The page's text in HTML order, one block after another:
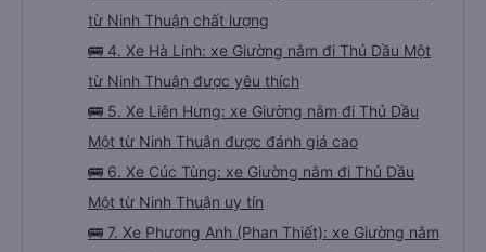
từ Ninh Thuận chất lượng
🚌 4. Xe Hà Linh: xe Giường nằm đi Thủ Dầu Một
từ Ninh Thuận được yêu thích
🚌 5. Xe Liên Hưng: xe Giường nằm đi Thủ Dầu
Một từ Ninh Thuận được đánh giá cao
🚌 6. Xe Cúc Tùng: xe Giường nằm đi Thủ Dầu
Một từ Ninh Thuận uy tín
🚌 7. Xe Phương Anh (Phan Thiết): xe Giường nằm